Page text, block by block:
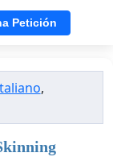
Petición
,